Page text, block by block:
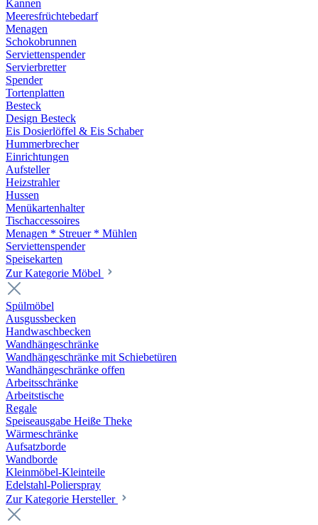
Kannen
Meeresfrüchtebedarf
Menagen
Schokobrunnen
Serviettenspender
Servierbretter
Spender
Tortenplatten
Besteck
Design Besteck
Eis Dosierlöffel & Eis Schaber
Hummerbrecher
Einrichtungen
Aufsteller
Heizstrahler
Hussen
Menükartenhalter
Tischaccessoires
Menagen * Streuer * Mühlen
Serviettenspender
Speisekarten
Zur Kategorie Möbel
Spülmöbel
Ausgussbecken
Handwaschbecken
Wandhängeschränke
Wandhängeschränke mit Schiebetüren
Wandhängeschränke offen
Arbeitsschränke
Arbeitstische
Regale
Speiseausgabe Heiße Theke
Wärmeschränke
Aufsatzborde
Wandborde
Kleinmöbel-Kleinteile
Edelstahl-Polierspray
Zur Kategorie Hersteller